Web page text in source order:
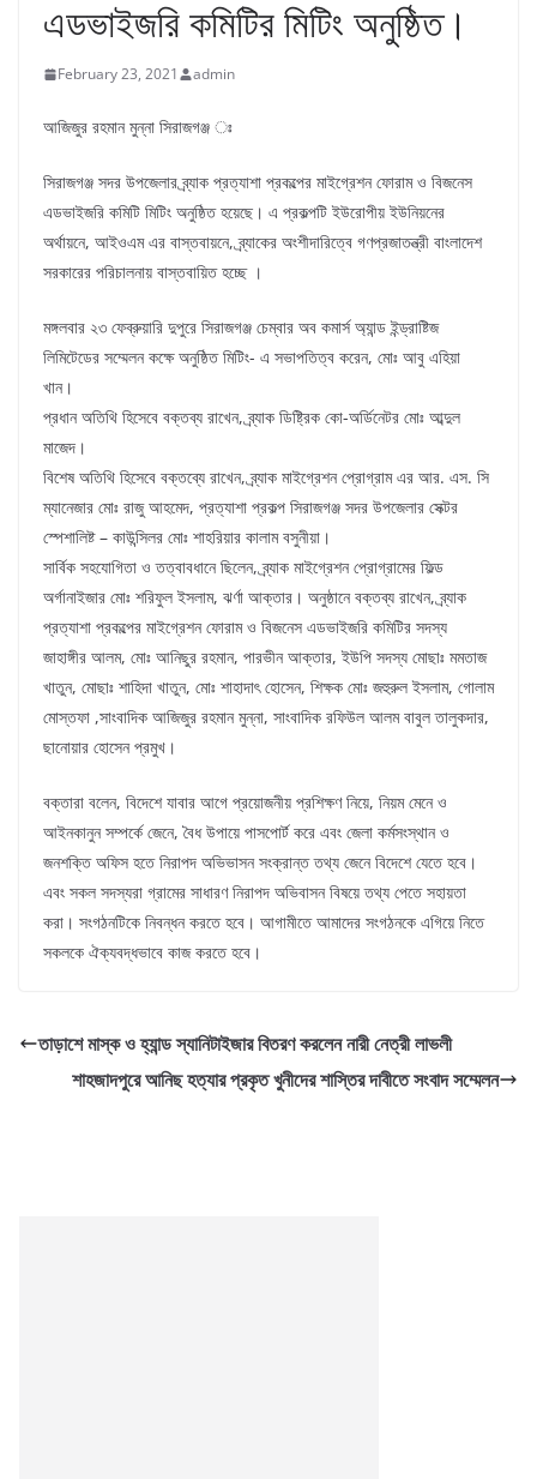
এডভাইজরি কমিটির মিটিং অনুষ্ঠিত।
February 23, 2021 admin
আজিজুর রহমান মুন্না সিরাজগঞ্জ ঃ
সিরাজগঞ্জ সদর উপজেলার ব্র্যাক প্রত্যাশা প্রকল্পের মাইগ্রেশন ফোরাম ও বিজনেস
এডভাইজরি কমিটি মিটিং অনুষ্ঠিত হয়েছে। এ প্রকল্পটি ইউরোপীয় ইউনিয়নের
অর্থায়নে, আইওএম এর বাস্তবায়নে, ব্র্যাকের অংশীদারিত্বে গণপ্রজাতন্ত্রী বাংলাদেশ
সরকারের পরিচালনায় বাস্তবায়িত হচ্ছে ।
মঙ্গলবার ২৩ ফেব্রুয়ারি দুপুরে সিরাজগঞ্জ চেম্বার অব কমার্স অ্যান্ড ইন্ড্রাষ্টিজ
লিমিটেডের সম্মেলন কক্ষে অনুষ্ঠিত মিটিং- এ সভাপতিত্ব করেন, মোঃ আবু এহিয়া
খান।
প্রধান অতিথি হিসেবে বক্তব্য রাখেন, ব্র্যাক ডিষ্ট্রিক কো-অর্ডিনেটর মোঃ আব্দুল
মাজেদ।
বিশেষ অতিথি হিসেবে বক্তব্যে রাখেন, ব্র্যাক মাইগ্রেশন প্রোগ্রাম এর আর. এস. সি
ম্যানেজার মোঃ রাজু আহমেদ, প্রত্যাশা প্রকল্প সিরাজগঞ্জ সদর উপজেলার সেক্টর
স্পেশালিষ্ট – কাউন্সিলর মোঃ শাহরিয়ার কালাম বসুনীয়া।
সার্বিক সহযোগিতা ও তত্বাবধানে ছিলেন, ব্র্যাক মাইগ্রেশন প্রোগ্রামের ফিল্ড
অর্গানাইজার মোঃ শরিফুল ইসলাম, ঝর্ণা আক্তার। অনুষ্ঠানে বক্তব্য রাখেন, ব্র্যাক
প্রত্যাশা প্রকল্পের মাইগ্রেশন ফোরাম ও বিজনেস এডভাইজরি কমিটির সদস্য
জাহাঙ্গীর আলম, মোঃ আনিছুর রহমান, পারভীন আক্তার, ইউপি সদস্য মোছাঃ মমতাজ
খাতুন, মোছাঃ শাহিদা খাতুন, মোঃ শাহাদাৎ হোসেন, শিক্ষক মোঃ জহুরুল ইসলাম, গোলাম
মোস্তফা ,সাংবাদিক আজিজুর রহমান মুন্না, সাংবাদিক রফিউল আলম বাবুল তালুকদার,
ছানোয়ার হোসেন প্রমুখ।
বক্তারা বলেন, বিদেশে যাবার আগে প্রয়োজনীয় প্রশিক্ষণ নিয়ে, নিয়ম মেনে ও
আইনকানুন সম্পর্কে জেনে, বৈধ উপায়ে পাসপোর্ট করে এবং জেলা কর্মসংস্থান ও
জনশক্তি অফিস হতে নিরাপদ অভিভাসন সংক্রান্ত তথ্য জেনে বিদেশে যেতে হবে।
এবং সকল সদস্যরা গ্রামের সাধারণ নিরাপদ অভিবাসন বিষয়ে তথ্য পেতে সহায়তা
করা। সংগঠনটিকে নিবন্ধন করতে হবে। আগামীতে আমাদের সংগঠনকে এগিয়ে নিতে
সকলকে ঐক্যবদ্ধভাবে কাজ করতে হবে।
তাড়াশে মাস্ক ও হ্যান্ড স্যানিটাইজার বিতরণ করলেন নারী নেত্রী লাভলী
শাহজাদপুরে আনিছ হত্যার প্রকৃত খুনীদের শাস্তির দাবীতে সংবাদ সম্মেলন